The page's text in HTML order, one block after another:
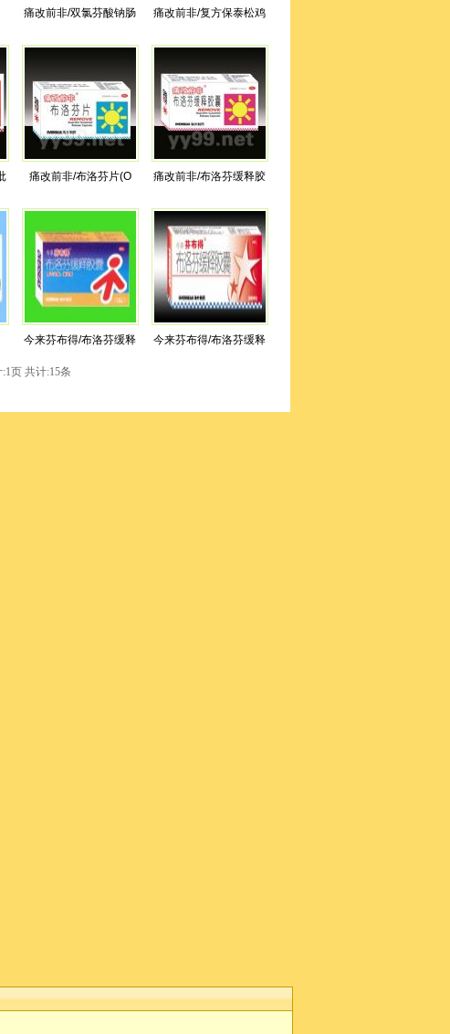
痛改前非/双氯芬酸钠肠 痛改前非/复方保泰松鸡
痛改前非/布洛芬片(O 痛改前非/布洛芬缓释胶
今来芬布得/布洛芬缓释 今来芬布得/布洛芬缓释
页 共计:15条